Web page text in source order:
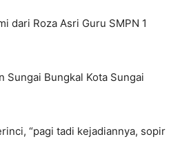
dari Roza Asri Guru SMPN 1
Sungai Bungkal Kota Sungai
“pagi tadi kejadiannya, sopir